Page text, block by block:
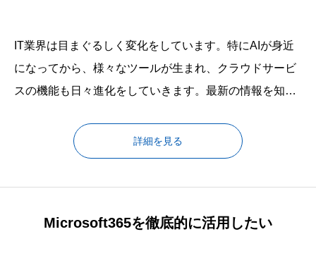
IT業界は目まぐるしく変化をしています。特にAIが身近
になってから、様々なツールが生まれ、クラウドサービ
スの機能も日々進化をしていきます。最新の情報を知っ
わずに生産性を上げるチャンスを逃してしまうかもしれ
ません。この目まぐるしい情報を日々の業務を行いなが
詳細を見る
Microsoft365を徹底的に活用したい